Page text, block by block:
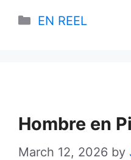
Categories
EN REEL
Hombre en
March 12, 2026 by